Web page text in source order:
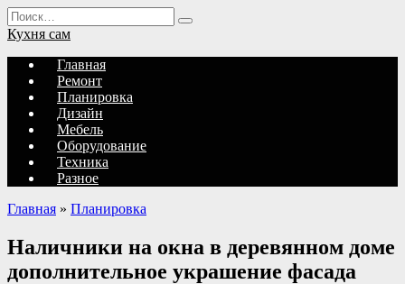
Перейти
к
содержанию
Search
for:
Кухня сам
Главная
Ремонт
Планировка
Дизайн
Мебель
Оборудование
Техника
Разное
Главная » Планировка
Наличники на окна в деревянном доме
дополнительное украшение фасада